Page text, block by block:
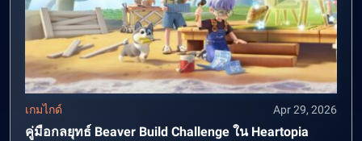
เกมไกด์ Apr 29, 2026
คู่มือกลยุทธ์ Beaver Build Challenge ใน Heartopia